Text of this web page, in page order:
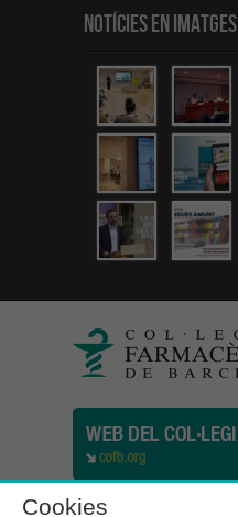
Notícies en Imatges
Cookies